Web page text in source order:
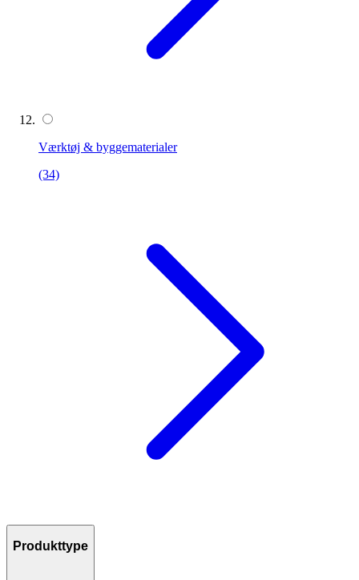
Værktøj & byggematerialer
(34)
Produkttype